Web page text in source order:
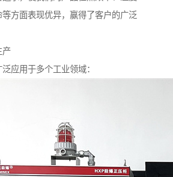
方面表现优异，赢得了客户的广泛
产
应用于多个工业领域：